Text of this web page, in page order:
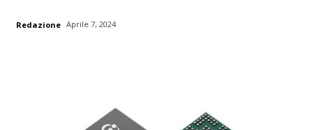
Redazione Aprile 7, 2024